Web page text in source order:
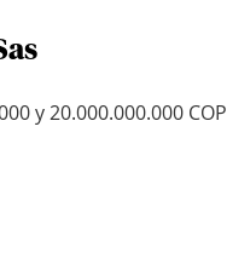
y 20.000.000.000 COP